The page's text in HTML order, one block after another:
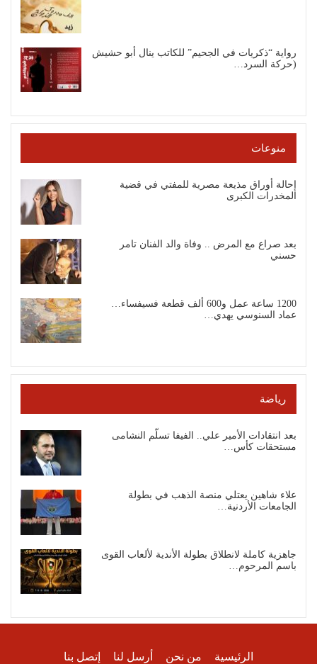
رواية “ذكريات في الجحيم” للكاتب ينال أبو حشيش
(حركة السرد…
منوعات
إحالة أوراق مذيعة مصرية للمفتي في قضية
المخدرات الكبرى
بعد صراع مع المرض .. وفاة والد الفنان تامر
حسني
1200 ساعة عمل و600 ألف قطعة فسيفساء…
عماد السنوسي يهدي…
رياضة
بعد انتقادات الأمير علي.. الفيفا تسلّم النشامى
مستحقات كأس…
علاء شاهين يعتلي منصة الذهب في بطولة
الجامعات الأردنية…
جاهزية كاملة لانطلاق بطولة الأندية لألعاب القوى
باسم المرحوم…
الرئيسية من نحن أرسل لنا إتصل بنا